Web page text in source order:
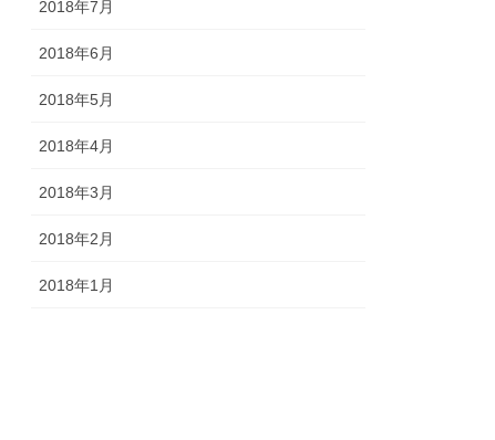
2018年7月
2018年6月
2018年5月
2018年4月
2018年3月
2018年2月
2018年1月